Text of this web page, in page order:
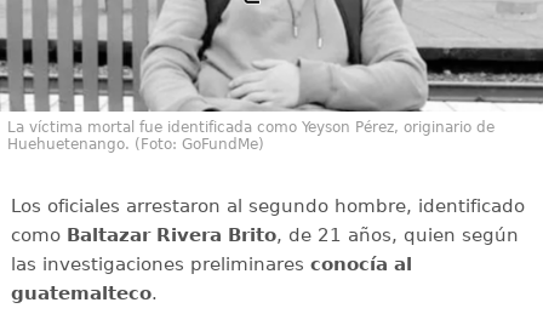
La víctima mortal fue identificada como Yeyson Pérez, originario de
Huehuetenango. (Foto: GoFundMe)
Los oficiales arrestaron al segundo hombre, identificado
como Baltazar Rivera Brito, de 21 años, quien según
las investigaciones preliminares conocía al
guatemalteco.